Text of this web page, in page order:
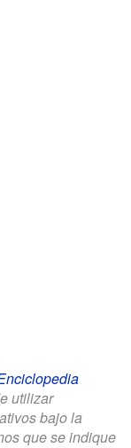
utilizar
bajo la
que se indique